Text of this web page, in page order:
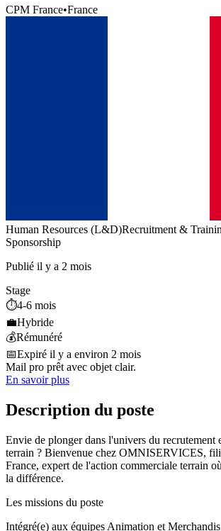
CPM France•France
Human Resources (L&D)Recruitment &
Sponsorship
Publié il y a 2 mois
Stage
⏱️4-6 mois
💼Hybride
💰Rémunéré
📅Expiré il y a environ 2 mois
Mail pro prêt avec objet clair.
En savoir plus
Description du poste
Envie de plonger dans l'univers du recrutement
terrain ? Bienvenue chez OMNISERVICES,
France, expert de l'action commerciale terrain
la différence.
Les missions du poste
Intégré(e) aux équipes Animation et